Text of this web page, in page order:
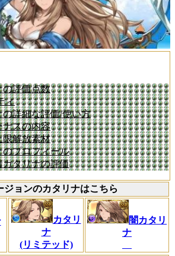
の評価点数
ィ
の詳細な評価/使い方
ナスの内容
限解放素材
のプロフィール
カタリナの評価
ジョンのカタリナはこちら
カタリ
ナ
(リミテッド)
闇カタリ
ナ